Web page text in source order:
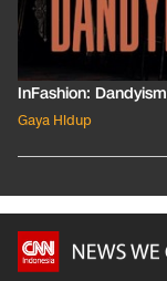
InFashion: Dandyism
Gaya Hidup